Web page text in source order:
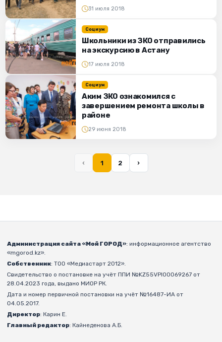
31 июля 2018
Социум
Школьники из ЗКО отправились
на экскурсию в Астану
17 июля 2018
Социум
Аким ЗКО ознакомился с
завершением ремонта школы в
районе
29 июня 2018
‹ 1 2 ›
Администрация сайта «Мой ГОРОД»: информационное агентство
«mgorod.kz».
Собственник: ТОО «Медиастарт 2012».
Свидетельство о постановке на учёт ППИ №KZ55VPI00069267 от
28.04.2023 года, выдано МИОР РК.
Дата и номер первичной постановки на учёт №16487-ИА от
04.05.2017.
Директор: Карин Е.
Главный редактор: Кайнеденова А.Б.